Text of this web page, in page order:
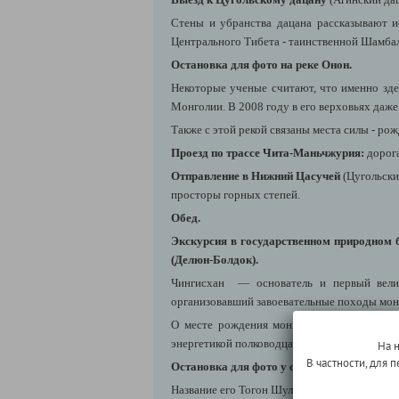
Стены и убранства дацана
Центрального Тибета - таинственной
Остановка для фото на реке Онон.
Некоторые ученые считают, что именно
Монголии. В 2008 году в его верховьях
Также с этой рекой связаны места силы -
Проезд по трассе Чита-Маньчжурия:
Отправление в Нижний Цасучей
просторы горных степей.
Обед.
Экскурсия в государственном
(Делюн-Болдок).
Чингисхан — основатель и первый
организовавший завоевательные походы
О месте рождения монгольского хана
энергетикой полководца, обретают силу
Остановка для фото у священного
Название его Тогон Шулуун (Камень-Котёл),
На
В частности, для